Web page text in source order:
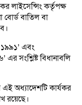
লাইসেন্সিং কর্তৃপক্ষ
বাতিল বা
এবং
সংশ্লিষ্ট বিধানাবলি
অধ্যাদেশটি কার্যকর
রয়েছে।